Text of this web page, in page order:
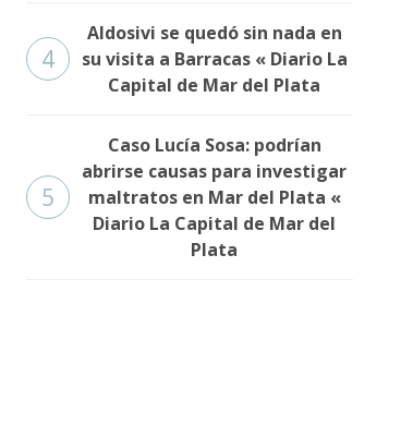
4
Aldosivi se quedó sin nada en
su visita a Barracas « Diario La
Capital de Mar del Plata
5
Caso Lucía Sosa: podrían
abrirse causas para investigar
maltratos en Mar del Plata «
Diario La Capital de Mar del
Plata